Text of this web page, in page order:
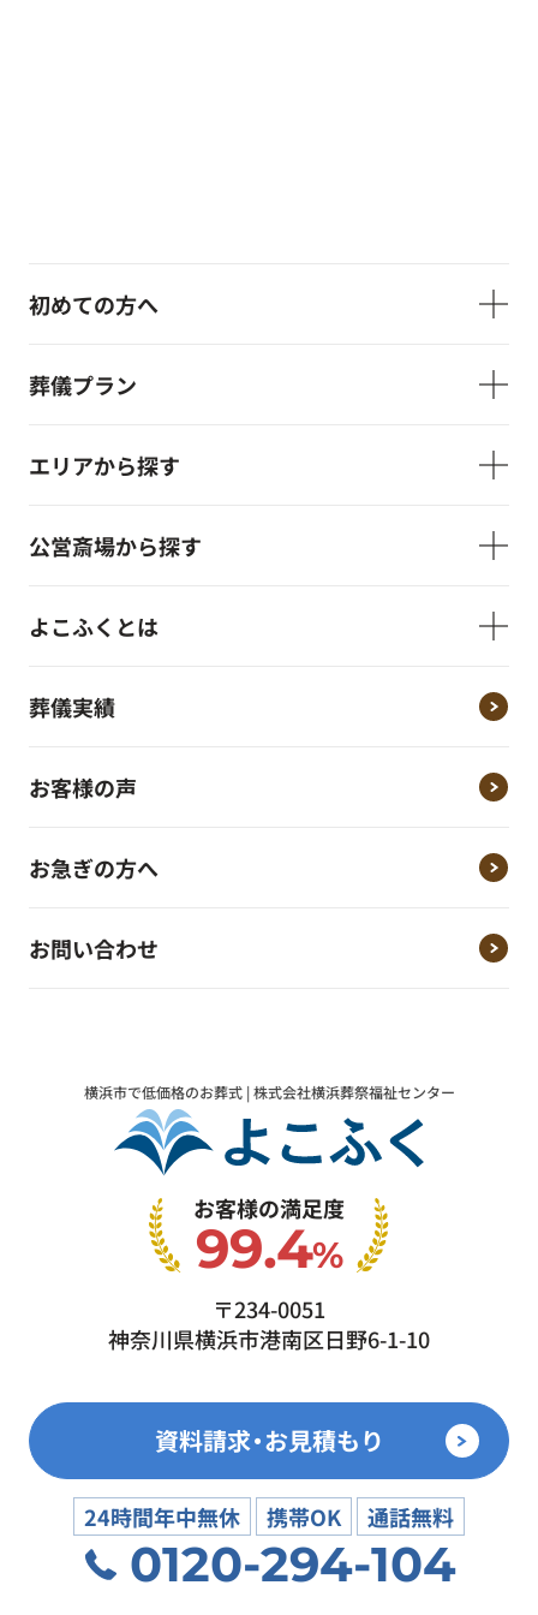
初めての方へ
葬儀プラン
エリアから探す
公営斎場から探す
よこふくとは
葬儀実績
お客様の声
お急ぎの方へ
お問い合わせ
横浜市で低価格のお葬式 | 株式会社横浜葬祭福祉センター
お客様の満足度
99.4%
〒234-0051
神奈川県横浜市港南区日野6-1-10
資料請求・お見積もり
24時間年中無休 携帯OK 通話無料
0120-294-104